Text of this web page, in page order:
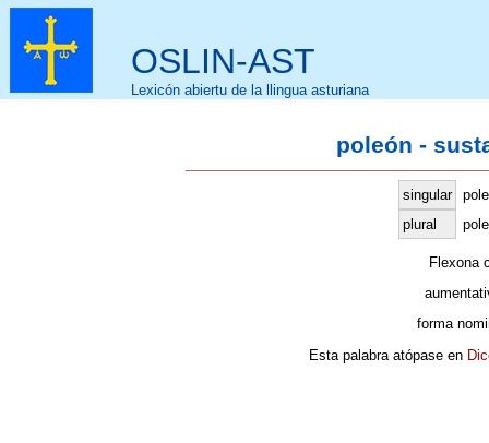
OSLIN-AST
Lexicón abiertu de la llingua asturiana
poleón -
singular
plural
Flexona
forma
Esta palabra atópase en